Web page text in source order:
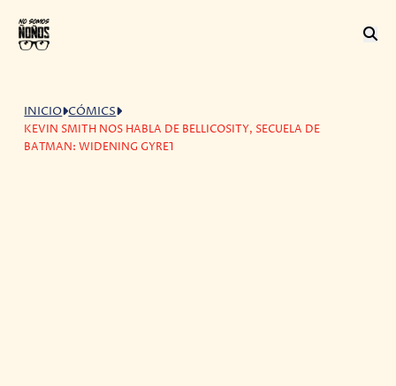
INICIO CÓMICS
KEVIN SMITH NOS HABLA DE BELLICOSITY, SECUELA DE
BATMAN: WIDENING GYRE1